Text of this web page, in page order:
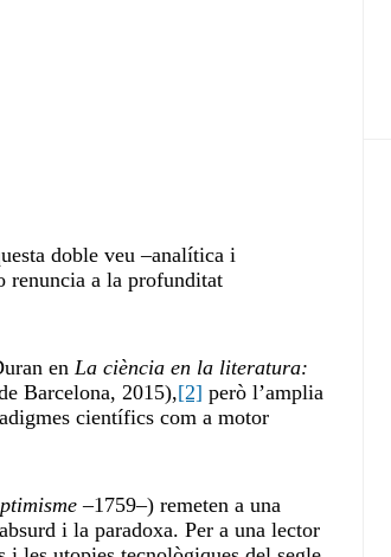
doble veu –analítica i
renuncia a la profunditat
en La ciència en la literatura:
Barcelona, 2015),[2] però l’amplia
científics com a motor
‒1759‒) remeten a una
i la paradoxa. Per a una lector